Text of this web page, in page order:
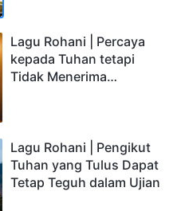
Lagu Rohani | Percaya
kepada Tuhan tetapi
Tidak Menerima
Lagu Rohani | Pengikut
Tuhan yang Tulus Dapat
Tetap Teguh dalam Ujian